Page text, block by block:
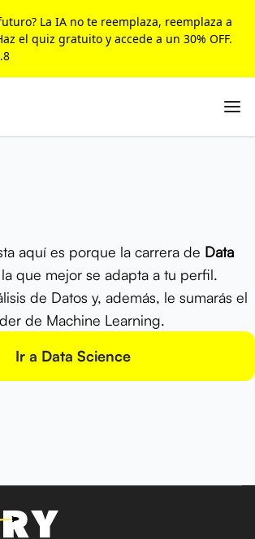
La IA no te reemplaza, reemplaza a
el quiz gratuito y accede a un 30% OFF.
aquí es porque la carrera de Data
que mejor se adapta a tu perfil.
de Datos y, además, le sumarás el
de Machine Learning.
Ir a Data Science